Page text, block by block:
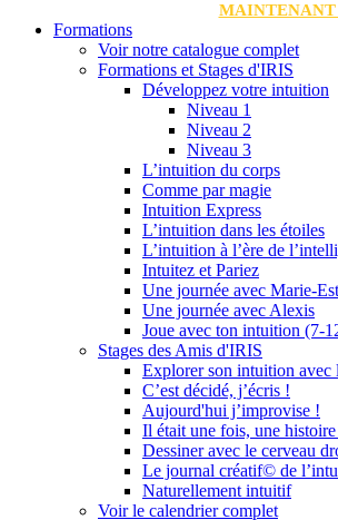
Formations
Voir notre catalogue complet
Formations et Stages d'IRIS
Développez votre intuition
Niveau 1
Niveau 2
Niveau 3
L’intuition du corps
Comme par magie
Intuition Express
L’intuition dans les étoiles
L’intuition à l’ère de
Intuitez et Pariez
Une journée avec Marie-
Une journée avec Alexis
Joue avec ton intuition (7-
Stages des Amis d'IRIS
Explorer son intuition avec
C’est décidé, j’écris !
Aujourd'hui j’improvise !
Il était une fois, une
Dessiner avec le cerveau
Le journal créatif© de
Naturellement intuitif
Voir le calendrier complet